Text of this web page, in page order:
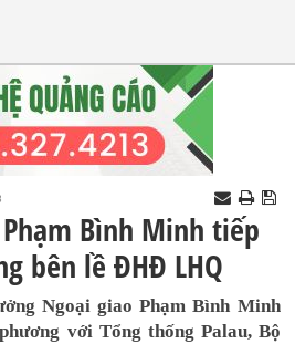
Bình Minh tiếp
bên lề ĐHĐ LHQ
Ngoại giao Phạm Bình Minh
với Tổng thống Palau, Bộ